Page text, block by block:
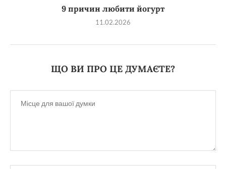
9 причин любити йогурт
11.02.2026
ЩО ВИ ПРО ЦЕ ДУМАЄТЕ?